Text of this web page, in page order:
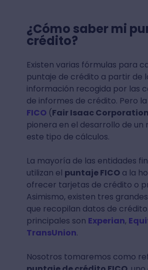
¿Cómo saber mi
crédito?
Existen varias fórmulas para
puntaje de crédito a partir de
información recogida por las
de informes de crédito. Pero
FICO(Fair Isaac Corporation
pionera en el desarrollo de
este tipo de cálculos.
La mayoría de las entidades
utilizan el puntaje FICOa la
ofrecer tarjetas de crédito o
Asimismo, existen tres
que recopilan datos de
principales son Experian,
TransUnion.
Nosotros tomaremos como